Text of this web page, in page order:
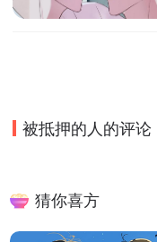
被抵押的人 的评论
猜你喜方